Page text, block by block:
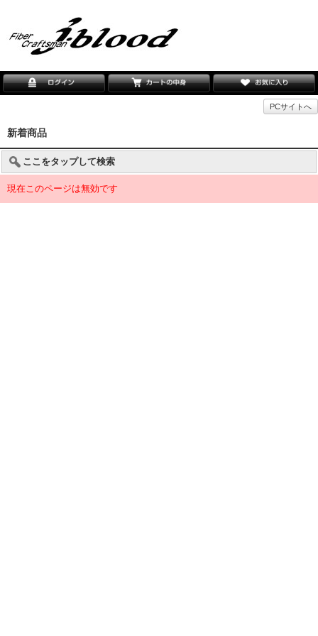
PCサイトへ
新着商品
ここをタップして検索
現在このページは無効です